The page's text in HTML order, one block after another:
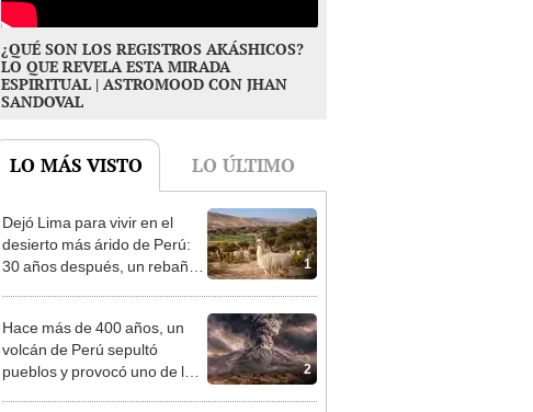
¿QUÉ SON LOS REGISTROS AKÁSHICOS?
LO QUE REVELA ESTA MIRADA
ESPIRITUAL | ASTROMOOD CON JHAN
SANDOVAL
LO MÁS VISTO LO ÚLTIMO
1
Dejó Lima para vivir en el
desierto más árido de Perú:
30 años después, un rebaño
2
Hace más de 400 años, un
volcán de Perú sepultó
pueblos y provocó uno de los